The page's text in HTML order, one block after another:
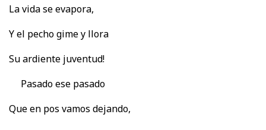
La vida se evapora,
Y el pecho gime y llora
Su ardiente juventud!
Pasado ese pasado
Que en pos vamos dejando,